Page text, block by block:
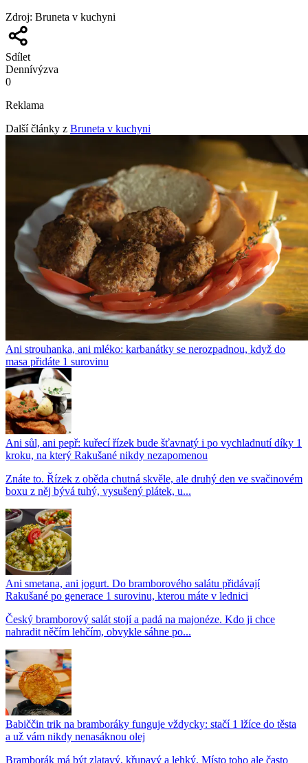
Zdroj: Bruneta v kuchyni
Sdílet
Dennívýzva
0
Reklama
Další články z Bruneta v kuchyni
Ani strouhanka, ani mléko: karbanátky se nerozpadnou, když do
masa přidáte 1 surovinu
Ani sůl, ani pepř: kuřecí řízek bude šťavnatý i po vychladnutí díky 1
kroku, na který Rakušané nikdy nezapomenou
Znáte to. Řízek z oběda chutná skvěle, ale druhý den ve svačinovém
boxu z něj bývá tuhý, vysušený plátek, u...
Ani smetana, ani jogurt. Do bramborového salátu přidávají
Rakušané po generace 1 surovinu, kterou máte v lednici
Český bramborový salát stojí a padá na majonéze. Kdo ji chce
nahradit něčím lehčím, obvykle sáhne po...
Babiččin trik na bramboráky funguje vždycky: stačí 1 lžíce do těsta
a už vám nikdy nenasáknou olej
Bramborák má být zlatavý, křupavý a lehký. Místo toho ale často